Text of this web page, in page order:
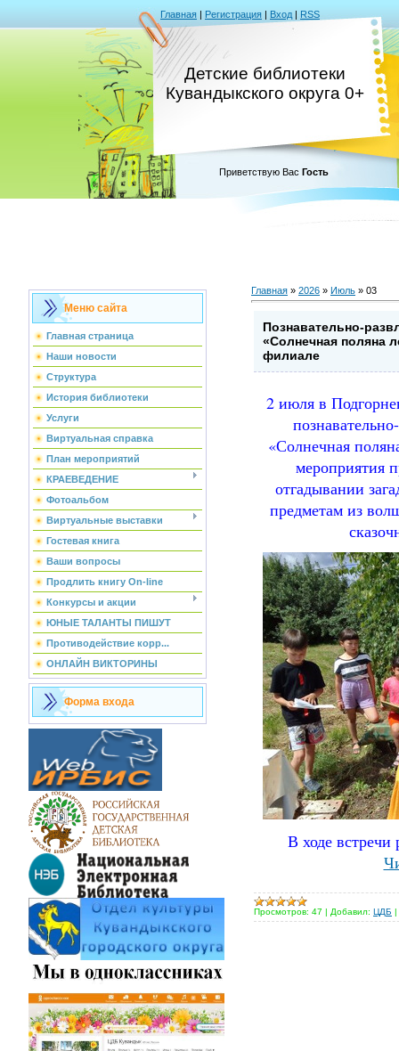
Главная | Регистрация | Вход | RSS
Детские библиотеки
Кувандыкского округа 0+
Приветствую Вас Гость
Меню сайта
Главная страница
Наши новости
Структура
История библиотеки
Услуги
Виртуальная справка
План мероприятий
КРАЕВЕДЕНИЕ
Фотоальбом
Виртуальные выставки
Гостевая книга
Ваши вопросы
Продлить книгу On-line
Конкурсы и акции
ЮНЫЕ ТАЛАНТЫ ПИШУТ
Противодействие корр...
ОНЛАЙН ВИКТОРИНЫ
Форма входа
Главная » 2026 » Июль » 03
Познавательно-
«Солнечная поляна
филиале
2 июля в
«Солнечная
мероприятия
отгадывании
предметам из
В ходе встречи
Просмотров: 47 | Добавил: ЦДБ |